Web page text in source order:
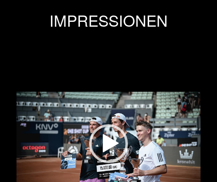
IMPRESSIONEN
Video-
Player